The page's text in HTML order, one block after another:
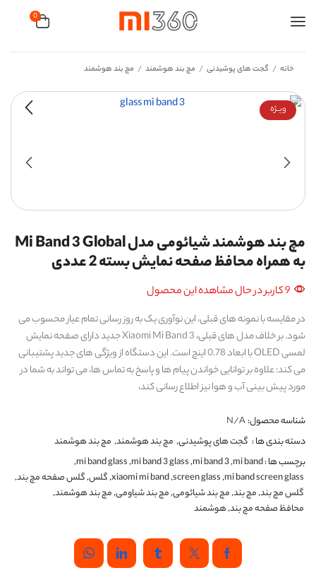
0
خانه / گجت های پوشیدنی / مچ بند هوشمند / مچ بند هوشمند
ویــژه
مچ بند هوشمند شیائومی مدل Mi Band 3 Global
به همراه محافظ صفحه نمایش بسته 2 عددی
9 کاربر در حال مشاهده این محصول
در مقایسه با نمونه های قبلی، این نوآوری یک به روز رسانی تمام عیار محسوب می
شود. بر خلاف مدل های قبلی، Xiaomi Mi Band 3 جدید دارای صفحه نمایش
لمسی OLED با ابعاد 0.78 اینچ است. این دستگاه از ویژگی های جدید پشتیبانی
می کند: علاوه بر توانایی خواندن پیام ها و پاسخ به تماس ها، می تواند به شما در
مورد پیش بینی آب و هوا نیز اطلاع رسانی کند،
شناسه محصول:N/A
دسته بندی ها : گجت های پوشیدنی, مچ بند هوشمند, مچ بند هوشمند
برچسب ها :mi band
,
mi band 3
,
mi band 3 glass
,
mi band glass
,
mi band screen glass
,
screen glass
,
xiaomi mi band
,گلس,گلس صفحه مچ بند,
گلس مچ بند,مچ بند,مچ بند شیائومی,مچ بند شیاومی,مچ بند هوشمند,
محافظ صفحه مچ بند,هوشمند